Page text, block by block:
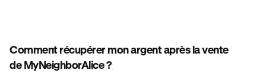
Comment récupérer mon argent après la vente
de MyNeighborAlice ?